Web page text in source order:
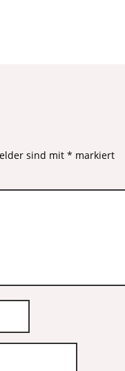
sind mit* markiert